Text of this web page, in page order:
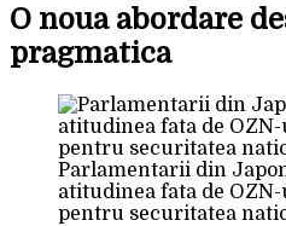
O noua abordare
pragmatica
Parlamentarii din
atitudinea fata de
pentru securitatea